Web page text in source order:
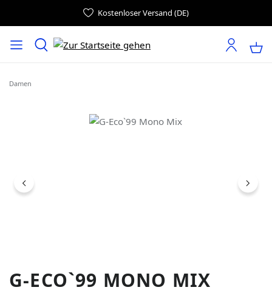
Kostenloser Versand (DE)
Damen
Bildergalerie überspringen
G-ECO`99 MONO MIX